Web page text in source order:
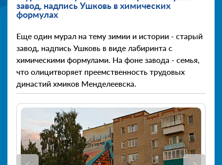
завод, надпись Ушковь в химических
формулах
Еще один мурал на тему зимии и истории - старый
завод, надпись Ушковь в виде лабиринта с
химическими формулами. На фоне завода - семья,
что олицитворяет преемственность трудовых
династий хмиков Менделеевска.